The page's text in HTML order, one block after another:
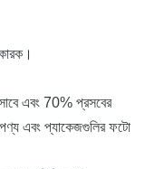
এবং 70% প্রসবের
এবং প্যাকেজগুলির ফটো